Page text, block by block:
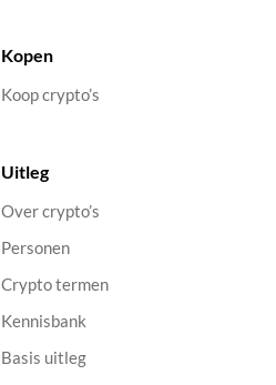
Kopen
Koop crypto’s
Uitleg
Over crypto’s
Personen
Crypto termen
Kennisbank
Basis uitleg